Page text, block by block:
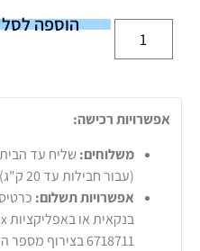
הוספה לסל
אפשרויות רכישה:
משלוחים:
(עבור חבילות עד 20 ק"ג).
אפשרויות תשלום:
6718711 בצירוף מספר הזמנה).